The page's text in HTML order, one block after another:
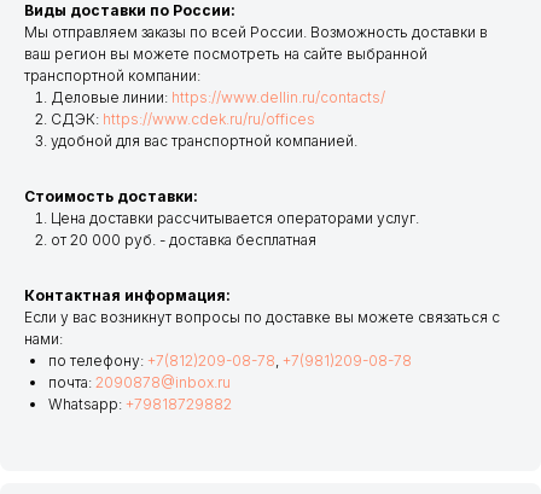
Виды доставки по России:
Мы отправляем заказы по всей России. Возможность доставки в
ваш регион вы можете посмотреть на сайте выбранной
транспортной компании:
Деловые линии: https://www.dellin.ru/contacts/
СДЭК: https://www.cdek.ru/ru/offices
удобной для вас транспортной компанией.
Стоимость доставки:
Цена доставки рассчитывается операторами услуг.
от 20 000 руб. - доставка бесплатная
Контактная информация:
Если у вас возникнут вопросы по доставке вы можете связаться с
нами:
по телефону: +7(812)209-08-78, +7(981)209-08-78
почта: 2090878@inbox.ru
Whatsapp: +79818729882